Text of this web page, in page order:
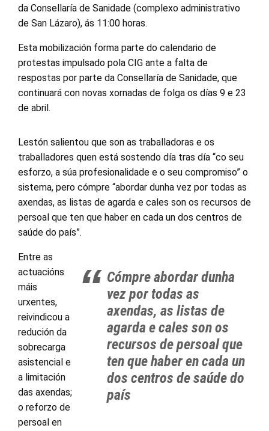
da Consellaría de Sanidade (complexo administrativo
de San Lázaro), ás 11:00 horas.
Esta mobilización forma parte do calendario de
protestas impulsado pola CIG ante a falta de
respostas por parte da Consellaría de Sanidade, que
continuará con novas xornadas de folga os días 9 e 23
de abril.
Lestón salientou que son as traballadoras e os
traballadores quen está sostendo día tras día “co seu
esforzo, a súa profesionalidade e o seu compromiso” o
sistema, pero cómpre “abordar dunha vez por todas as
axendas, as listas de agarda e cales son os recursos de
persoal que ten que haber en cada un dos centros de
saúde do país”.
Cómpre abordar dunha
vez por todas as
axendas, as listas de
agarda e cales son os
recursos de persoal que
ten que haber en cada un
dos centros de saúde do
país
Entre as
actuacións
máis
urxentes,
reivindicou a
redución da
sobrecarga
asistencial e
a limitación
das axendas;
o reforzo de
persoal en